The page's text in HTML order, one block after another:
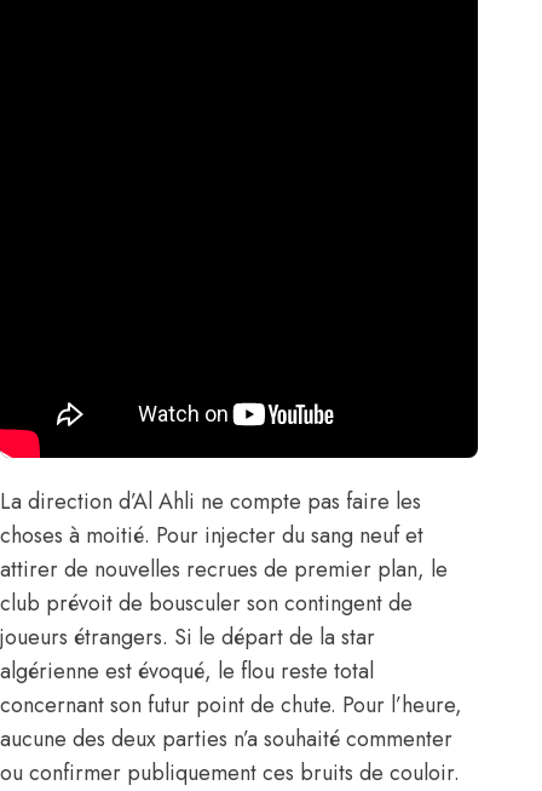
La direction d’Al Ahli ne compte pas faire les
choses à moitié. Pour injecter du sang neuf et
attirer de nouvelles recrues de premier plan, le
club prévoit de bousculer son contingent de
joueurs étrangers. Si le départ de la star
algérienne est évoqué, le flou reste total
concernant son futur point de chute. Pour l’heure,
aucune des deux parties n’a souhaité commenter
ou confirmer publiquement ces bruits de couloir.